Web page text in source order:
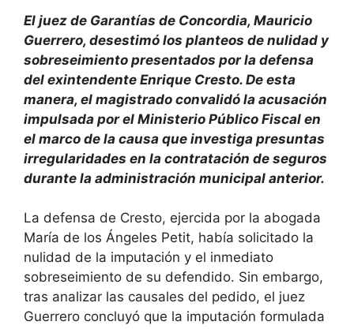
El juez de Garantías de Concordia, Mauricio
Guerrero, desestimó los planteos de nulidad y
sobreseimiento presentados por la defensa
del exintendente Enrique Cresto. De esta
manera, el magistrado convalidó la acusación
impulsada por el Ministerio Público Fiscal en
el marco de la causa que investiga presuntas
irregularidades en la contratación de seguros
durante la administración municipal anterior.
La defensa de Cresto, ejercida por la abogada
María de los Ángeles Petit, había solicitado la
nulidad de la imputación y el inmediato
sobreseimiento de su defendido. Sin embargo,
tras analizar las causales del pedido, el juez
Guerrero concluyó que la imputación formulada